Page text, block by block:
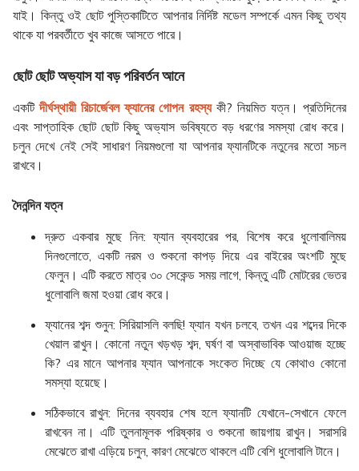
যাই। কিন্তু ওই ছোট পুস্তিকাটিতে আপনার নির্দিষ্ট মডেল সম্পর্কে এমন কিছু তথ্য
থাকে যা পরবর্তীতে খুব কাজে আসতে পারে।
ছোট ছোট অভ্যাস যা বড় পরিবর্তন আনে
একটিদীর্ঘস্থায়ী রিচার্জেবল ফ্যানের গোপন রহস্যকী? নিয়মিত যত্ন। প্রতিদিনের
এবং সাপ্তাহিক ছোট ছোট কিছু অভ্যাস ভবিষ্যতে বড় ধরণের সমস্যা রোধ করে।
চলুন দেখে নেই সেই সাধারণ নিয়মগুলো যা আপনার ফ্যানটিকে নতুনের মতো সচল
রাখবে।
দৈনন্দিন যত্ন
দ্রুত একবার মুছে নিন: ফ্যান ব্যবহারের পর, বিশেষ করে ধুলোবালিময়
দিনগুলোতে, একটি নরম ও শুকনো কাপড় দিয়ে এর বাইরের অংশটি মুছে
ফেলুন। এটি করতে মাত্র ৩০ সেকেন্ড সময় লাগে, কিন্তু এটি মোটরের ভেতর
ধুলোবালি জমা হওয়া রোধ করে।
ফ্যানের শব্দ শুনুন: সিরিয়াসলি বলছি! ফ্যান যখন চলবে, তখন এর শব্দের দিকে
খেয়াল রাখুন। কোনো নতুন খড়খড় শব্দ, ঘর্ষণ বা অস্বাভাবিক আওয়াজ হচ্ছে
কি? এর মানে আপনার ফ্যান আপনাকে সংকেত দিচ্ছে যে কোথাও কোনো
সমস্যা হয়েছে।
সঠিকভাবে রাখুন: দিনের ব্যবহার শেষ হলে ফ্যানটি যেখানে-সেখানে ফেলে
রাখবেন না। এটি তুলনামূলক পরিষ্কার ও শুকনো জায়গায় রাখুন। সরাসরি
মেঝেতে রাখা এড়িয়ে চলুন, কারণ মেঝেতে থাকলে এটি বেশি ধুলোবালি টানে।